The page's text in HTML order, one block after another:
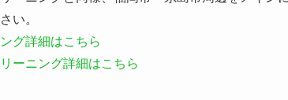
い。
グ詳細はこちら
ーニング詳細はこちら